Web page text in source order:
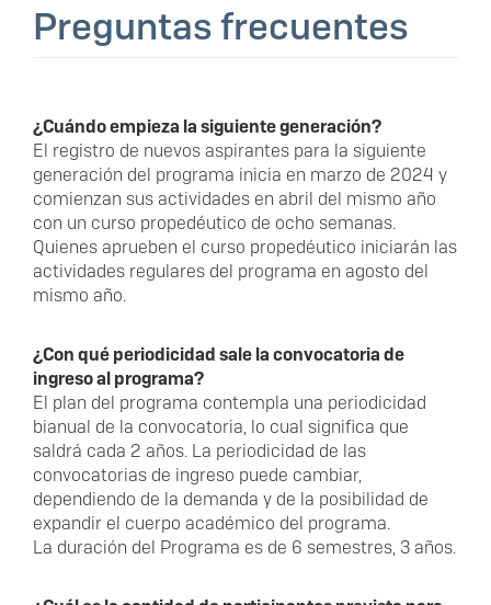
Preguntas frecuentes
¿Cuándo empieza la siguiente generación?
El registro de nuevos aspirantes para la siguiente
generación del programa inicia en marzo de 2024 y
comienzan sus actividades en abril del mismo año
con un curso propedéutico de ocho semanas.
Quienes aprueben el curso propedéutico iniciarán las
actividades regulares del programa en agosto del
mismo año.
¿Con qué periodicidad sale la convocatoria de
ingreso al programa?
El plan del programa contempla una periodicidad
bianual de la convocatoria, lo cual significa que
saldrá cada 2 años. La periodicidad de las
convocatorias de ingreso puede cambiar,
dependiendo de la demanda y de la posibilidad de
expandir el cuerpo académico del programa.
La duración del Programa es de 6 semestres, 3 años.